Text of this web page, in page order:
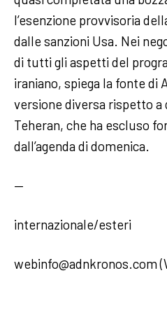
l’esenzione provvisoria
dalle sanzioni Usa. Nei
di tutti gli aspetti del
iraniano, spiega la fonte di
versione diversa rispetto
Teheran, che ha escluso
dall’agenda di domenica.
—
internazionale/esteri
webinfo@adnkronos.com